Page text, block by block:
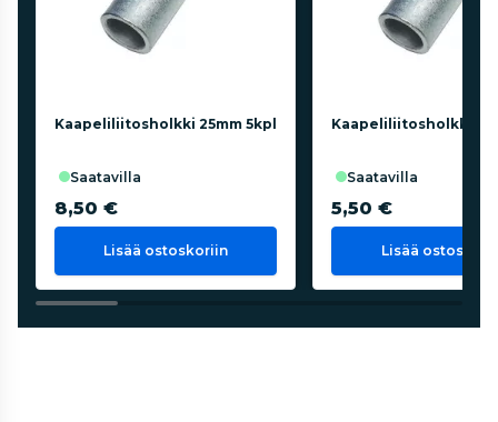
Kaapeliliitosholkki 25mm 5kpl
saatavilla
8,50 €
Lisää ostoskoriin
Kaapeliliitosholkki
saatavilla
5,50 €
Lisää